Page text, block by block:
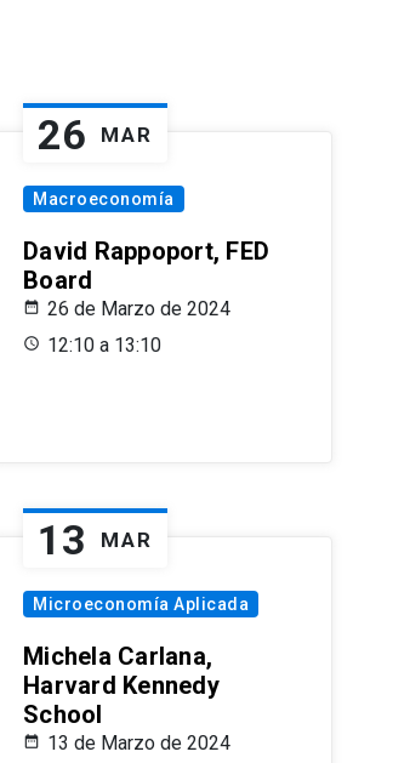
26 MAR
Macroeconomía
David Rappoport, FED
Board
26 de Marzo de 2024
12:10 a 13:10
13 MAR
Microeconomía Aplicada
Michela Carlana,
Harvard Kennedy
School
13 de Marzo de 2024